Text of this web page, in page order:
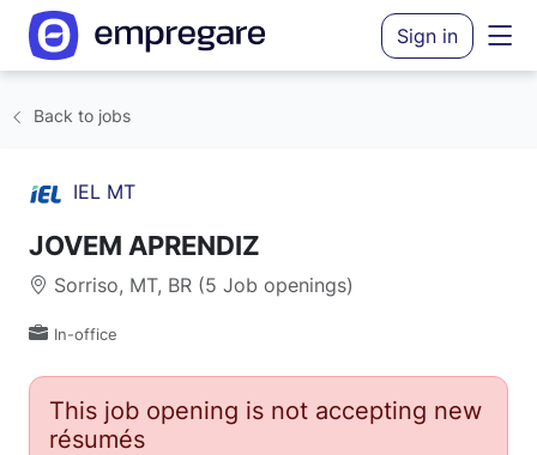
Sign in
Back to jobs
IEL MT
JOVEM APRENDIZ
Sorriso, MT, BR (5 Job openings)
In-office
This job opening is not accepting new
résumés